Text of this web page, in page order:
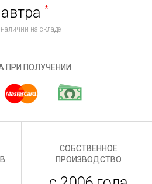
*
на складе
ПРИ ПОЛУЧЕНИИ
СОБСТВЕННОЕ
ПРОИЗВОДСТВО